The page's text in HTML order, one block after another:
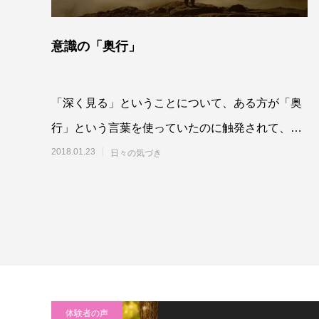
意識の「奥行」
「深く見る」ということについて、ある方が「奥
行」という言葉を使っていたのに触発されて、自
分はどのくらいものごとの「奥行」を捉えられて
2018.01.23 日々の気づき
体験者の声